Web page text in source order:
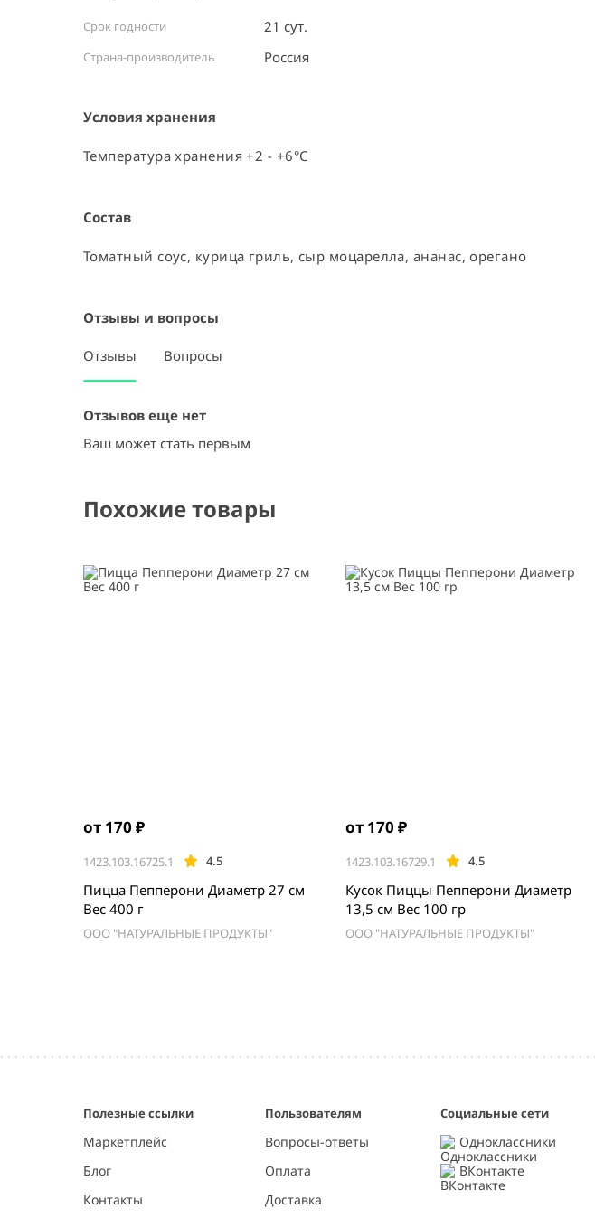
Срок годности 21 сут.
Страна-производитель Россия ⠀
Условия хранения
Температура хранения +2 - +6°C
Состав
Томатный соус, курица гриль, сыр моцарелла, ананас, орегано
Отзывы и вопросы
Отзывы Вопросы
Отзывов еще нет
Ваш может стать первым
Похожие товары
от 170 ₽
1423.103.16725.1 4.5
Пицца Пепперони Диаметр 27 см
Вес 400 г
ООО "НАТУРАЛЬНЫЕ ПРОДУКТЫ"
от 170 ₽
1423.103.16729.1 4.5
Кусок Пиццы Пепперони Диаметр
13,5 см Вес 100 гр
ООО "НАТУРАЛЬНЫЕ ПРОДУКТЫ"
Полезные ссылки
Маркетплейс
Блог
Контакты
Пользователям
Вопросы-ответы
Оплата
Доставка
Социальные сети
Одноклассники
ВКонтакте